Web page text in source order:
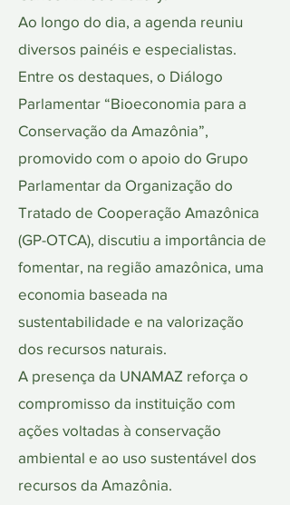
Ao longo do dia, a agenda reuniu
diversos painéis e especialistas.
Entre os destaques, o Diálogo
Parlamentar “Bioeconomia para a
Conservação da Amazônia”,
promovido com o apoio do Grupo
Parlamentar da Organização do
Tratado de Cooperação Amazônica
(GP-OTCA), discutiu a importância de
fomentar, na região amazônica, uma
economia baseada na
sustentabilidade e na valorização
dos recursos naturais.
A presença da UNAMAZ reforça o
compromisso da instituição com
ações voltadas à conservação
ambiental e ao uso sustentável dos
recursos da Amazônia.